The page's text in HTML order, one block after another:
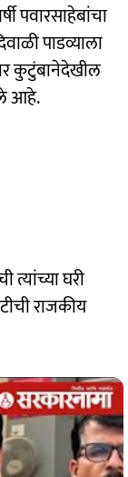
पवारसाहेबांचा
पाडव्याला
कुटुंबानेदेखील
आहे.
घरी
राजकीय